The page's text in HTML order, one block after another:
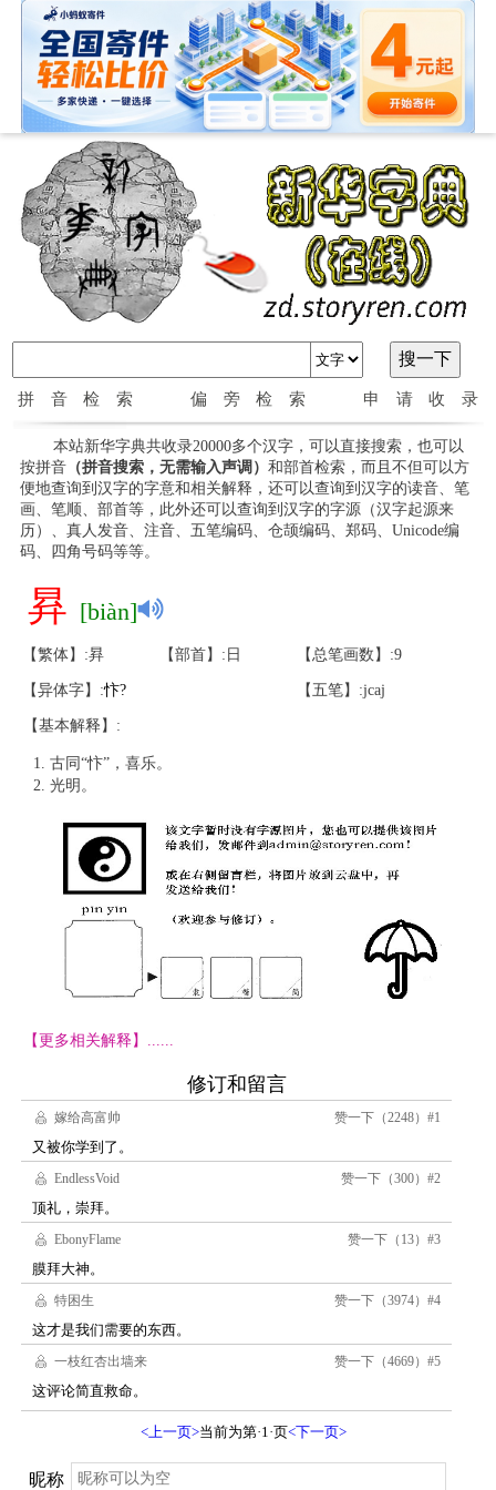
拼音检索 偏旁检索 申请收录
本站新华字典共收录20000多个汉字，可以直接搜索，也可以
按拼音（拼音搜索，无需输入声调） 和部首检索，而且不但可以方
便地查询到汉字的字意和相关解释，还可以查询到汉字的读音、笔
画、笔顺、部首等，此外还可以查询到汉字的字源（汉字起源来
历）、真人发音、注音、五笔编码、仓颉编码、郑码、Unicode编
码、四角号码等等。
昪 [biàn]
【繁体】:昪 【部首】:日 【总笔画数】:9
【异体字】:忭? 【五笔】:jcaj
【基本解释】:
古同“忭”，喜乐。
光明。
【更多相关解释】......